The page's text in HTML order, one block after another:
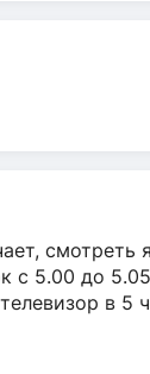
смотреть
с 5.00 до
в 5